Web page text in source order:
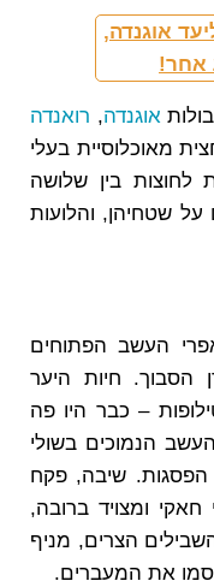
אוגנדה,
אחר!
אוגנדה, רואנדה
כמחצית מאוכלוסיית בעלי
לחוצות בין שלושה
על שטחיהן, והלועות
את אפרי העשב הפתוחים
הסבוך. חיות היער
– כבר היו פה
הנמוכים בשולי
הפסגות. שיבה, פקח
ומצויד ברובה,
הצרים, מניף
את המעברים.